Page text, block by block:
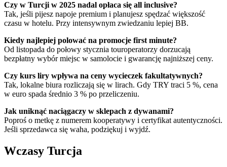
Czy w Turcji w 2025 nadal opłaca się all inclusive?
Tak, jeśli pijesz napoje premium i planujesz spędzać większość
czasu w hotelu. Przy intensywnym zwiedzaniu lepiej BB.
Kiedy najlepiej polować na promocje first minute?
Od listopada do połowy stycznia touroperatorzy dorzucają
bezpłatny wybór miejsc w samolocie i gwarancję najniższej ceny.
Czy kurs liry wpływa na ceny wycieczek fakultatywnych?
Tak, lokalne biura rozliczają się w lirach. Gdy TRY traci 5 %, cena
w euro spada średnio 3 % po przeliczeniu.
Jak uniknąć naciągaczy w sklepach z dywanami?
Poproś o metkę z numerem kooperatywy i certyfikat autentyczności.
Jeśli sprzedawca się waha, podziękuj i wyjdź.
Wczasy Turcja